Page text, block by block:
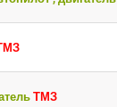
ТМЗ